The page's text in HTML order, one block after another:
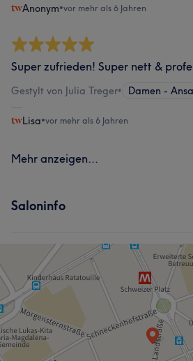
Anonym•vor mehr als 6 Jahren
Super zufrieden! Super nett &
Gestylt von Julia Treger• Damen -
Lisa•vor mehr als 6 Jahren
Mehr anzeigen...
Saloninfo